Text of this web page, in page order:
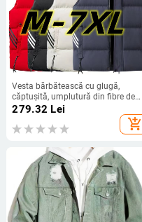
Vesta bărbătească cu glugă,
căptușită, umplutură din fibre de
poliester, buzunare cu fermoar,
279.32 Lei
add_shopping_cart